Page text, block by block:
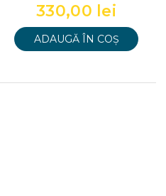
330,00 lei
ADAUGĂ ÎN COȘ